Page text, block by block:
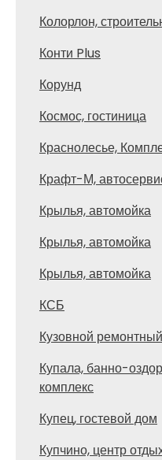
Колорлон,
Конти Plus
Корунд
Космос, гостиница
Краснолесье,
Крафт-М,
Крылья, автомойка
Крылья, автомойка
Крылья, автомойка
КСБ
Кузовной
Купала, банно-
комплекс
Купец, гостевой дом
Купчино, центр